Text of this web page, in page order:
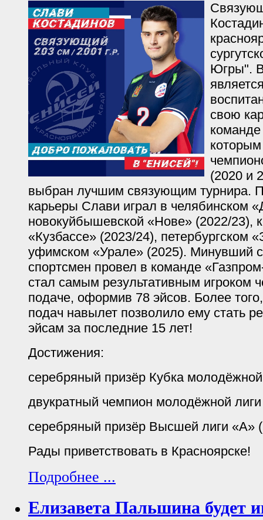
Югры".
свою
(2020 и
выбран лучшим связующим турнира.
карьеры Слави играл в челябинском
новокуйбышевской «Нове» (2022/23),
«Кузбассе» (2023/24), петербургском
уфимском «Урале» (2025). Минувший
спортсмен провел в команде
стал самым результативным игроком
подаче, оформив 78 эйсов. Более
подач навылет позволило ему стать
эйсам за последние 15 лет!
Достижения:
серебряный призёр Кубка
двукратный чемпион молодёжной
серебряный призёр Высшей лиги «А»
Рады приветствовать в Красноярске!
Подробнее ...
Елизавета Пальшина будет